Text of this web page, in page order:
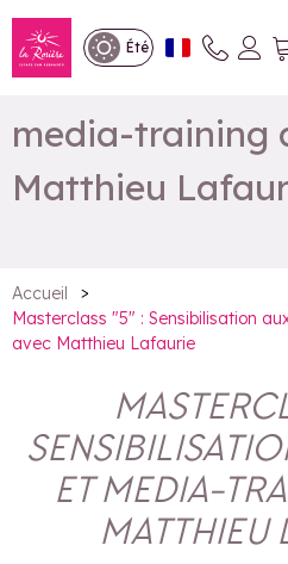
Été
Masterclass "5" :
Sensibilisation
media-training
Matthieu
Accueil
>
Masterclass "5" : Sensibilisation
avec Matthieu Lafaurie
ET MEDIA-
MATTHIEU